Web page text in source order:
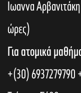
Ιωαννα
ώρες)
Για ατομικά
+(30) 6937279790